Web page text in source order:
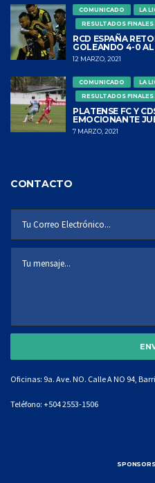
COMUNICADO LA
RESULTADOS
RCD ESPAÑA
GOLEANDO 4-0 AL
12 MARZO, 2021
COMUNICADO LA
RESULTADOS
PLATENSE FC Y
EMOCIONANTE
7 MARZO, 2021
CONTACTO
Oficinas: 9a. Ave. NO. Calle A NO 94,
Teléfono: +504 2553-1506